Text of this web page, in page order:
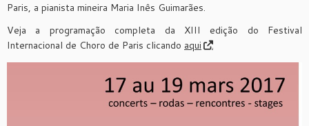
Paris, a pianista mineira Maria Inês Guimarães.
Veja a programação completa da XIII edição do Festival
Internacional de Choro de Paris clicando aqui .